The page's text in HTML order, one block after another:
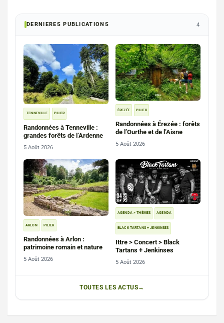
DERNIERES PUBLICATIONS 4
TENNEVILLE PILIER
Randonnées à Tenneville :
grandes forêts de l’Ardenne
5 Août 2026
ÉREZÉE PILIER
Randonnées à Érezée : forêts
de l’Ourthe et de l’Aisne
5 Août 2026
ARLON PILIER
Randonnées à Arlon :
patrimoine romain et nature
5 Août 2026
AGENDA > THÈMES AGENDA
BLACK TARTANS + JENKINSES
Ittre > Concert > Black
Tartans + Jenkinses
5 Août 2026
TOUTES LES ACTUS